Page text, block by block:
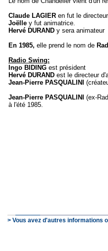
Claude LAGIER en fut le
Joëlle y fut animatrice.
Hervé DURAND y sera animateur
En 1985, elle prend le nom de
Radio Swing:
Ingo BIDING est président
Hervé DURAND est le directeur
Jean-Pierre PASQUALINI
Jean-Pierre PASQUALINI
(ex-
à l'été 1985.
> Vous avez d'autres informations